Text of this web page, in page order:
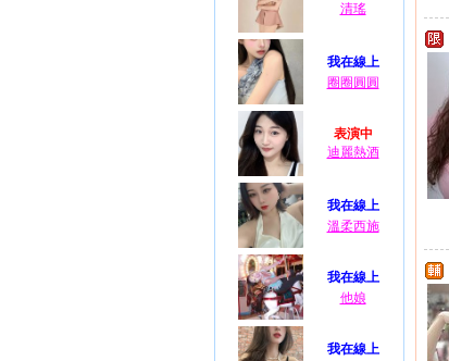
清瑤
我在線上
圈圈圓圓
表演中
迪麗熱酒
我在線上
溫柔西施
我在線上
他娘
我在線上